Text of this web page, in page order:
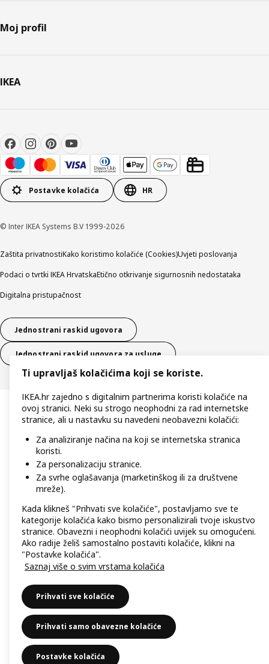
Moj profil
IKEA
Postavke kolačića HR
© Inter IKEA Systems B.V 1999-2026
Zaštita privatnostiKako koristimo kolačiće (Cookies)Uvjeti poslovanja
Podaci o tvrtki IKEA HrvatskaEtično otkrivanje sigurnosnih nedostataka
Digitalna pristupačnost
Jednostrani raskid ugovora
Jednostrani raskid ugovora za usluge
Ti upravljaš kolačićima koji se koriste.
IKEA.hr zajedno s digitalnim partnerima koristi kolačiće na
ovoj stranici. Neki su strogo neophodni za rad internetske
stranice, ali u nastavku su navedeni neobavezni kolačići:
Za analiziranje načina na koji se internetska stranica
koristi.
Za personalizaciju stranice.
Za svrhe oglašavanja (marketinškog ili za društvene
mreže).
Kada klikneš "Prihvati sve kolačiće", postavljamo sve te
kategorije kolačića kako bismo personalizirali tvoje iskustvo
stranice. Obavezni i neophodni kolačići uvijek su omogućeni.
Ako radije želiš samostalno postaviti kolačiće, klikni na
"Postavke kolačića".
Saznaj više o svim vrstama kolačića
Prihvati sve kolačiće
Prihvati samo obavezne kolačiće
Postavke kolačića